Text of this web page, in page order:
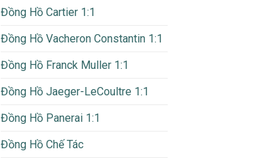
Đồng Hồ Cartier 1:1
Đồng Hồ Vacheron Constantin 1:1
Đồng Hồ Franck Muller 1:1
Đồng Hồ Jaeger-LeCoultre 1:1
Đồng Hồ Panerai 1:1
Đồng Hồ Chế Tác